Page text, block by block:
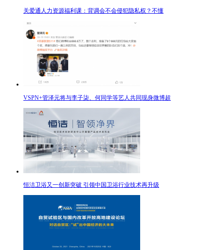
关爱通人力资源福利课：背调会不会侵犯隐私权？不懂
VSPN+管泽元将与李子柒、何同学等艺人共同现身微博超
恒洁卫浴又一创新突破 引领中国卫浴行业技术再升级